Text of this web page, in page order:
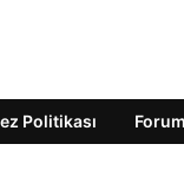
Politikası Forum